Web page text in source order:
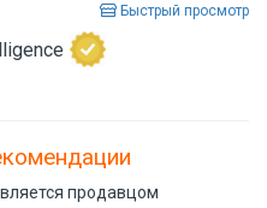
Быстрый просмотр
продавцом